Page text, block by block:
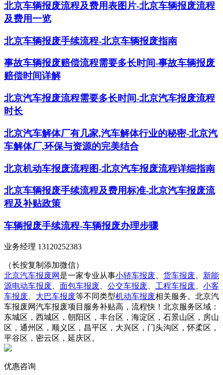
北京车辆报废流程及费用表图片-北京车辆报废流程
及费用一览
北京车辆报废手续流程-北京车辆报废指南
事故车辆报废赔偿流程需要多长时间-事故车辆报废
赔偿时间详解
北京汽车报废流程需要多长时间-北京汽车报废流程
时长
北京汽车解体厂有几家,汽车解体行业的秘密-北京汽
车解体厂,环保与资源的完美结合
北京机动车报废流程图-北京汽车报废流程详细指南
北京车辆报废手续流程及费用标准-北京汽车报废流
程及补贴政策
车辆报废手续流程-车辆报废办理步骤
业务经理 13120252383
（长按复制添加微信）
北京汽车报废网 是一家专业从事小轿车报废 货车报废
新能
源电动车报废
面包车报废 公交车报废 工程车报废
小客
车报废
大巴车报废等不同类型机动车报废相关服务。北京汽
车报废网汽车报废项目服务补贴高，流程快！北京服务区域：
东城区，西城区，朝阳区，丰台区，海淀区，石景山区，房山
区，通州区，顺义区，昌平区，大兴区，门头沟区，怀柔区，
平谷区，密云区，延庆区。
优惠咨询